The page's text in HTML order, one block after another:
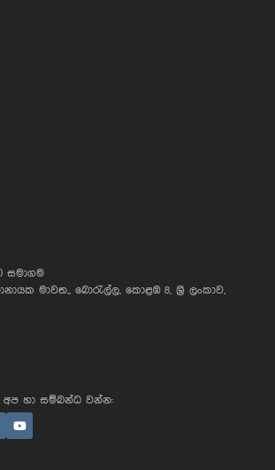
සමාගම
මාවත,, බොරැල්ල, කොළඹ 8, ශ්‍රී ලංකාව,
අප හා සම්බන්ධ වන්න:
Hi, I'm Prime Bee, Your AI